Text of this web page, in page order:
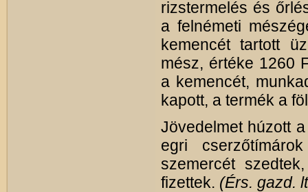
rizstermelés és
a felnémeti
kemencét tartott
mész, értéke 1260
a kemencét,
kapott, a termék a
Jövedelmet húzott
egri
szemercét
fizettek. (Érs. gazd.